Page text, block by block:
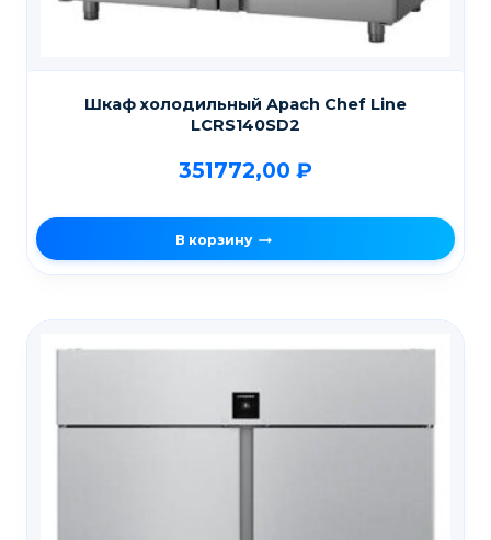
Шкаф холодильный Apach Chef Line
LCRS140SD2
351772,00 ₽
В корзину